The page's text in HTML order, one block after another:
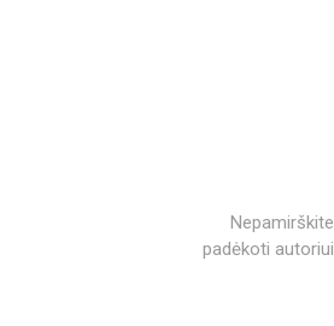
Nepamirškite
padėkoti autoriui